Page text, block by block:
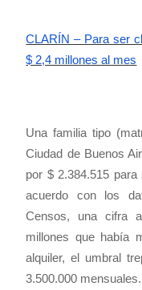
CLARÍN – Para ser
$ 2,4 millones al mes
Una familia tipo
Ciudad de Buenos
por $ 2.384.515
acuerdo con los
Censos, una cifra
millones que había
alquiler, el umbral
3.500.000 mensuales.